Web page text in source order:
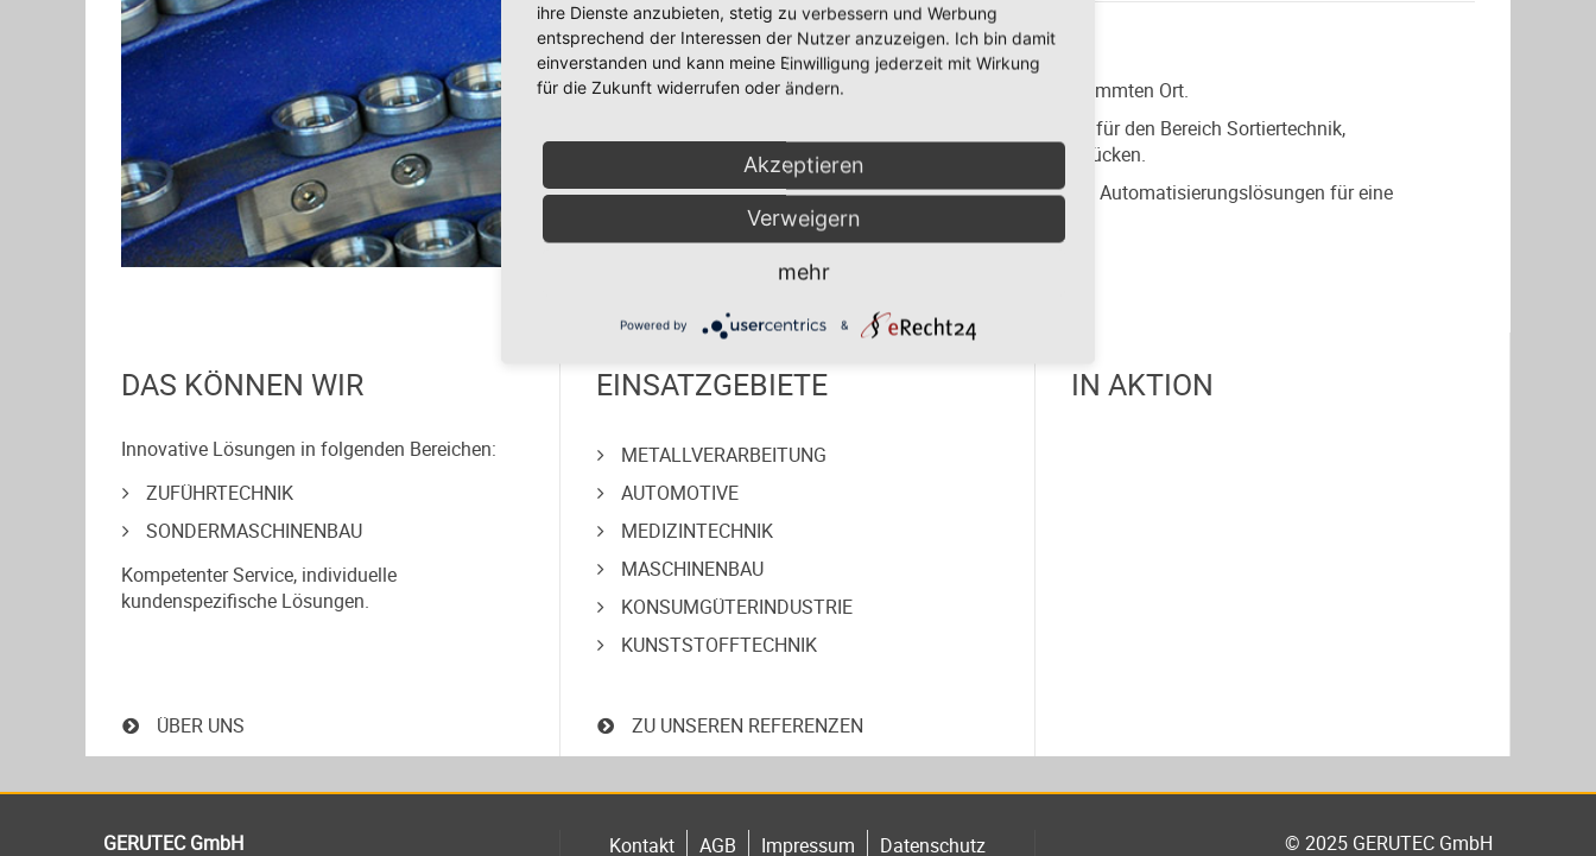
ZUFÜHREN - PUFFERN - BEREITSTELLEN
Zum richtigen Zeitpunkt, in der richtigen Position, am bestimmten Ort.
Hierfür entwickeln wir Lösungen im Sondermaschinenbau für den Bereich Sortiertechnik,
Zuführtechnik und lagerrichtigem Bereitstellen von Werkstücken.
Wir erweitern Ihre Produktionslinie mit maßgeschneiderten Automatisierungslösungen für eine
effiziente Fertigung Ihrer Produkte.
DAS KÖNNEN WIR
Innovative Lösungen in folgenden Bereichen:
ZUFÜHRTECHNIK
SONDERMASCHINENBAU
Kompetenter Service, individuelle
kundenspezifische Lösungen.
ÜBER UNS
EINSATZGEBIETE
METALLVERARBEITUNG
AUTOMOTIVE
MEDIZINTECHNIK
MASCHINENBAU
KONSUMGÜTERINDUSTRIE
KUNSTSTOFFTECHNIK
ZU UNSEREN REFERENZEN
IN AKTION
GERUTEC GmbH Kontakt AGB Impressum Datenschutz © 2025 GERUTEC GmbH
ihre Dienste anzubieten, stetig zu verbessern und Werbung
entsprechend der Interessen der Nutzer anzuzeigen. Ich bin damit
einverstanden und kann meine Einwilligung jederzeit mit Wirkung
für die Zukunft widerrufen oder ändern.
Akzeptieren
Verweigern
mehr
Powered by &